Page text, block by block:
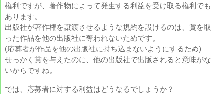
権利ですが、著作物によって発生する利益を受け取る権利でも
あります。
出版社が著作権を譲渡させるような規約を設けるのは、賞を取
った作品を他の出版社に奪われないためです。
(応募者が作品を他の出版社に持ち込まないようにするため)
せっかく賞を与えたのに、他の出版社で出版されると意味がな
いからですね。
では、応募者に対する利益はどうなるでしょうか？